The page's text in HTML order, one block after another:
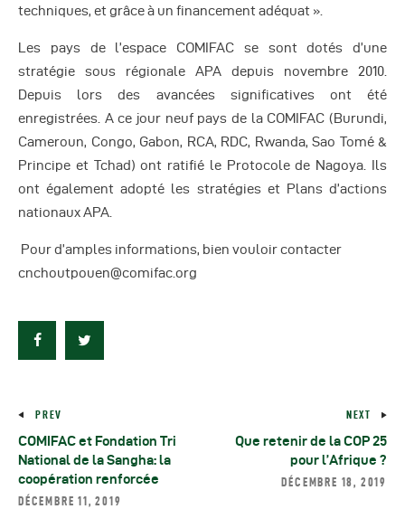
techniques, et grâce à un financement adéquat ».
Les pays de l’espace COMIFAC se sont dotés d’une
stratégie sous régionale APA depuis novembre 2010.
Depuis lors des avancées significatives ont été
enregistrées. A ce jour neuf pays de la COMIFAC (Burundi,
Cameroun, Congo, Gabon, RCA, RDC, Rwanda, Sao Tomé &
Principe et Tchad) ont ratifié le Protocole de Nagoya. Ils
ont également adopté les stratégies et Plans d’actions
nationaux APA.
Pour d’amples informations, bien vouloir contacter
cnchoutpouen@comifac.org
PREV
COMIFAC et Fondation Tri
National de la Sangha: la
coopération renforcée
DÉCEMBRE 11, 2019
NEXT
Que retenir de la COP 25
pour l’Afrique ?
DÉCEMBRE 18, 2019